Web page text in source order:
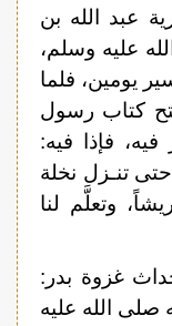
عبد الله بن
عليه وسلم،
يومين، فلما
كتاب رسول
فإذا فيه:
تنـزل نخلة
وتعلَّم لنا
غزوة بدر:
الله عليه